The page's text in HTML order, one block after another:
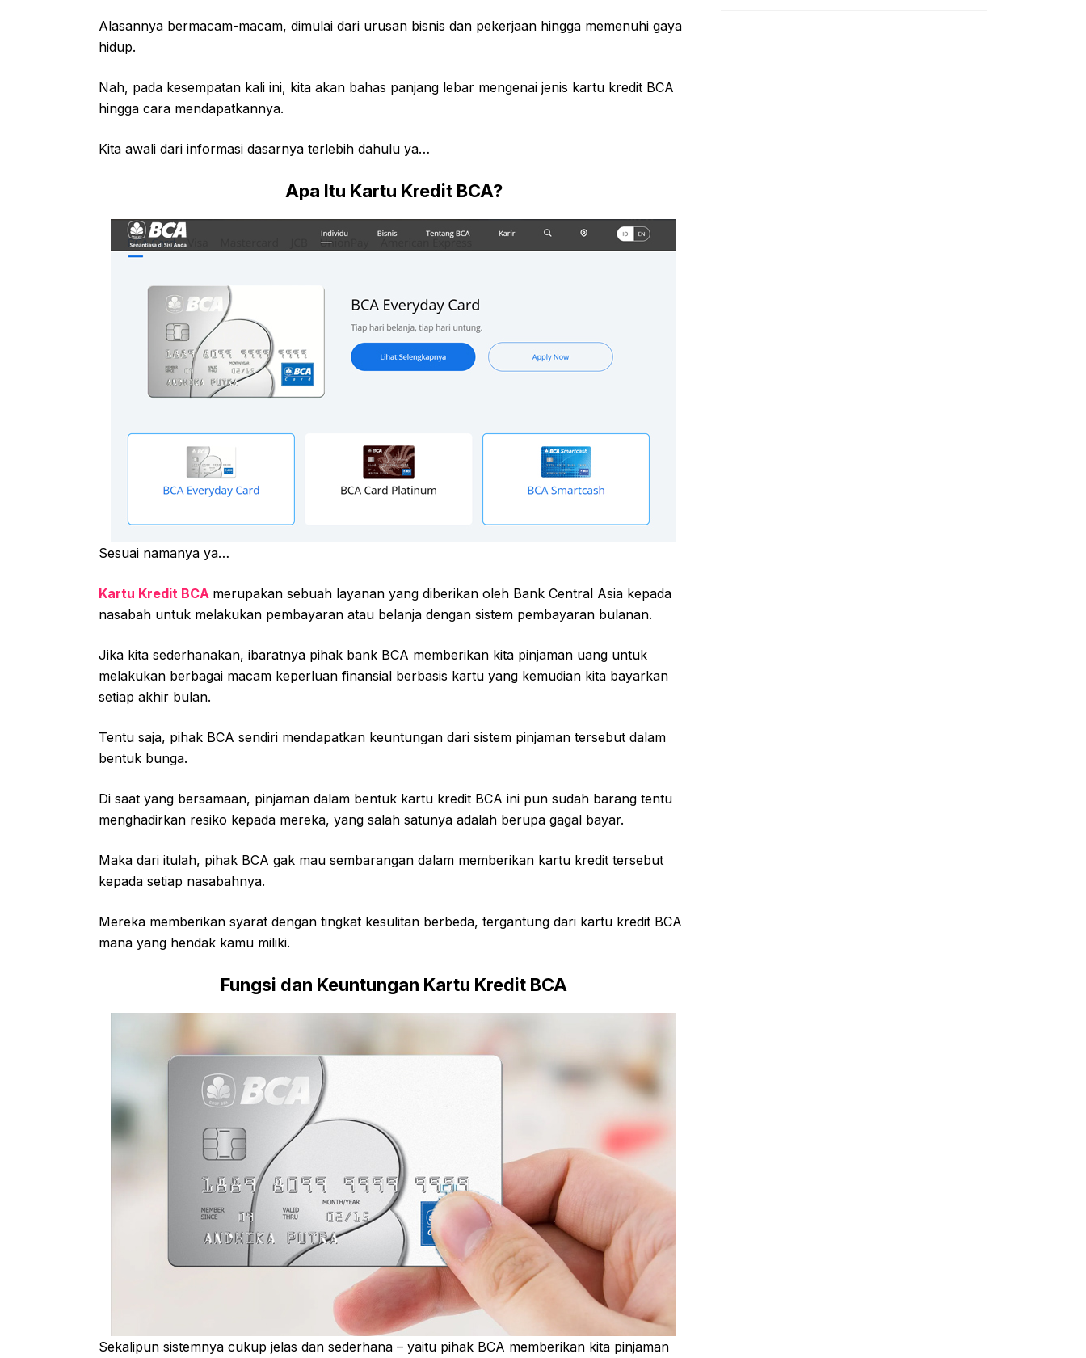
Alasannya bermacam-macam, dimulai dari urusan bisnis dan pekerjaan hingga memenuhi gaya
hidup.
Nah, pada kesempatan kali ini, kita akan bahas panjang lebar mengenai jenis kartu kredit BCA
hingga cara mendapatkannya.
Kita awali dari informasi dasarnya terlebih dahulu ya…
Apa Itu Kartu Kredit BCA?
Sesuai namanya ya…
Kartu Kredit BCA merupakan sebuah layanan yang diberikan oleh Bank Central Asia kepada
nasabah untuk melakukan pembayaran atau belanja dengan sistem pembayaran bulanan.
Jika kita sederhanakan, ibaratnya pihak bank BCA memberikan kita pinjaman uang untuk
melakukan berbagai macam keperluan finansial berbasis kartu yang kemudian kita bayarkan
setiap akhir bulan.
Tentu saja, pihak BCA sendiri mendapatkan keuntungan dari sistem pinjaman tersebut dalam
bentuk bunga.
Di saat yang bersamaan, pinjaman dalam bentuk kartu kredit BCA ini pun sudah barang tentu
menghadirkan resiko kepada mereka, yang salah satunya adalah berupa gagal bayar.
Maka dari itulah, pihak BCA gak mau sembarangan dalam memberikan kartu kredit tersebut
kepada setiap nasabahnya.
Mereka memberikan syarat dengan tingkat kesulitan berbeda, tergantung dari kartu kredit BCA
mana yang hendak kamu miliki.
Fungsi dan Keuntungan Kartu Kredit BCA
Sekalipun sistemnya cukup jelas dan sederhana – yaitu pihak BCA memberikan kita pinjaman